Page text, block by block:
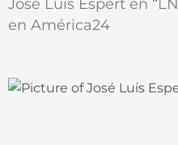
José Luis Espert en
en América24